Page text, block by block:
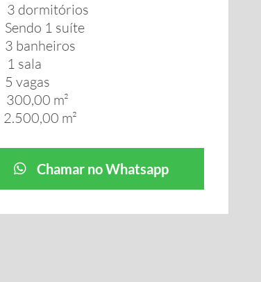
3 dormitórios
Sendo 1 suíte
3 banheiros
1 sala
5 vagas
300,00 m²
2.500,00 m²
Chamar no Whatsapp